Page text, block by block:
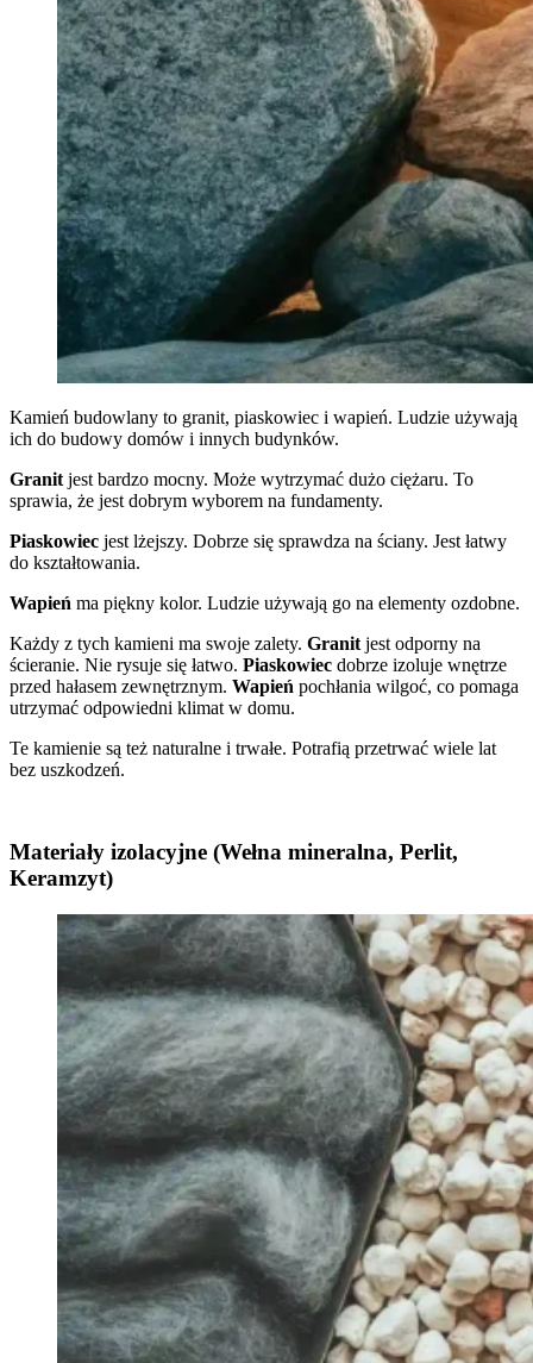
Kamień budowlany to granit, piaskowiec i wapień. Ludzie używają
ich do budowy domów i innych budynków.
Granit jest bardzo mocny. Może wytrzymać dużo ciężaru. To
sprawia, że jest dobrym wyborem na fundamenty.
Piaskowiec jest lżejszy. Dobrze się sprawdza na ściany. Jest łatwy
do kształtowania.
Wapień ma piękny kolor. Ludzie używają go na elementy ozdobne.
Każdy z tych kamieni ma swoje zalety. Granit jest odporny na
ścieranie. Nie rysuje się łatwo. Piaskowiec dobrze izoluje wnętrze
przed hałasem zewnętrznym. Wapień pochłania wilgoć, co pomaga
utrzymać odpowiedni klimat w domu.
Te kamienie są też naturalne i trwałe. Potrafią przetrwać wiele lat
bez uszkodzeń.
Materiały izolacyjne (Wełna mineralna, Perlit,
Keramzyt)